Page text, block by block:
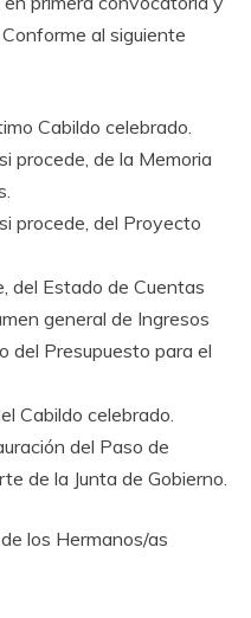
al siguiente
Cabildo celebrado.
procede, de la Memoria
procede, del Proyecto
del Estado de Cuentas
general de Ingresos
del Presupuesto para el
Cabildo celebrado.
del Paso de
de la Junta de Gobierno.
los Hermanos/as